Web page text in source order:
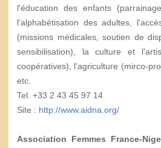
l'éducation des enfants
l'alphabétisation des adultes,
(missions médicales, soutien de
sensibilisation), la culture et
coopératives), l'agriculture (mirco-
etc.
Tel. +33 2 43 45 97 14
Site : http://www.aidna.org/
Association Femmes France-